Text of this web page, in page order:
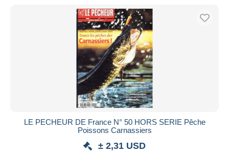
LE PECHEUR DE France N° 50 HORS SERIE Pêche
Poissons Carnassiers
± 2,31 USD